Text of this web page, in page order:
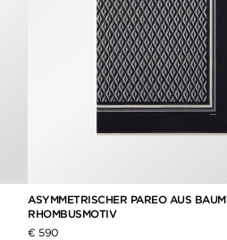
ASYMMETRISCHER PAREO AUS
RHOMBUSMOTIV
€ 590